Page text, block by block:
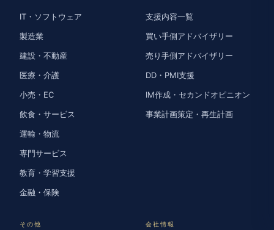
IT・ソフトウェア
製造業
建設・不動産
医療・介護
小売・EC
飲食・サービス
運輸・物流
専門サービス
教育・学習支援
金融・保険
支援内容一覧
買い手側アドバイザリー
売り手側アドバイザリー
DD・PMI支援
IM作成・セカンドオピニオン
事業計画策定・再生計画
その他 会社情報